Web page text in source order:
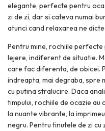
elegante, perfecte pentru
zi de zi, dar si cateva numai
atunci cand relaxarea ne
Pentru mine, rochiile perfecte
lejere, indiferent de situatie.
care fac diferenta, de obicei.
indreapta, mai degraba, spre
cu putina stralucire. Daca
timpului, rochiile de ocazie au
la nuante vibrante, la
negru. Pentru tinutele de zi